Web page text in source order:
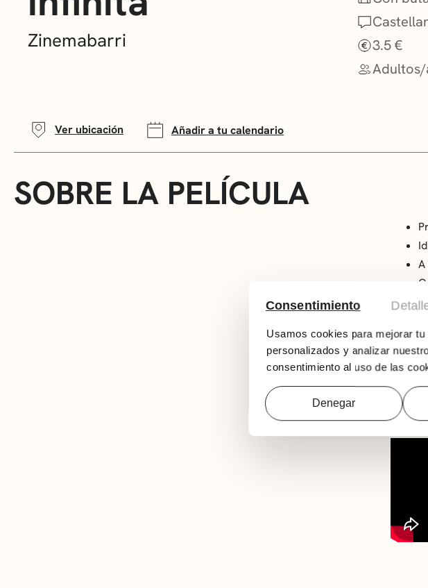
Consentimiento
Usamos cookies para mejorar
personalizados y analizar
consentimiento al uso de las
Denegar
Zinemabarri
3.5 €
Adultos/
Ver ubicación Añadir a tu calendario
SOBRE LA PELÍCULA